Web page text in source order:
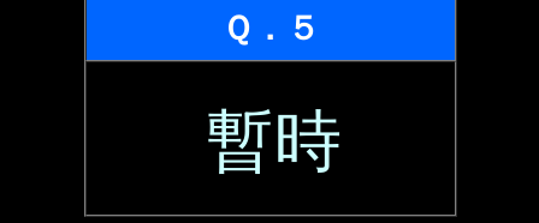
Ｑ．５
暫時